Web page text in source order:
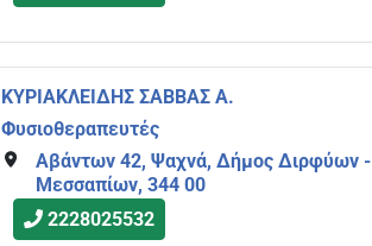
ΚΥΡΙΑΚΛΕΙΔΗΣ ΣΑΒΒΑΣ Α.
Φυσιοθεραπευτές
Αβάντων 42, Ψαχνά, Δήμος Διρφύων -
Μεσσαπίων, 344 00
2228025532